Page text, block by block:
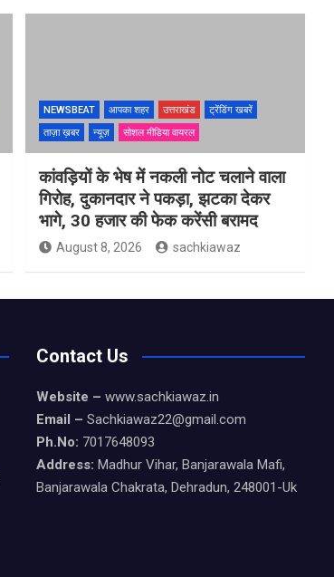
NEWSBEAT आपका शहर उत्तराखंड
ट्रेंडिंग खबरें
ताज़ा ख़बर
न्यूज़ सोशल मीडिया वायरल
कांवड़ियों के भेष में नकली नोट चलाने वाला
गिरोह, दुकानदार ने पकड़ा, झटका देकर
भागे, 30 हजार की फेक करेंसी बरामद
August 8, 2026 sachkiawaz
Contact Us
Website – www.sachkiawaz.in
Email – Sachkiawaz22@gmail.com
Ph.No: 7017648093
Address: Madhur Vihar, Banjarawala Mafi,
Banjarawala Chakrata, Dehradun, 248001-Uk